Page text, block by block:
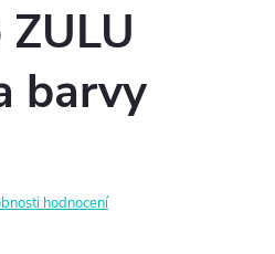
barvy
hodnocení